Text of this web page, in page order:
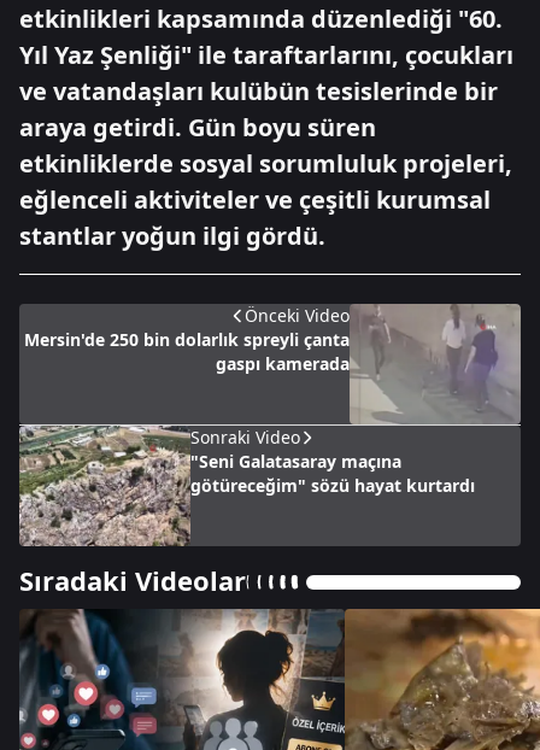
etkinlikleri kapsamında düzenlediği "60.
Yıl Yaz Şenliği" ile taraftarlarını, çocukları
ve vatandaşları kulübün tesislerinde bir
araya getirdi. Gün boyu süren
etkinliklerde sosyal sorumluluk projeleri,
eğlenceli aktiviteler ve çeşitli kurumsal
stantlar yoğun ilgi gördü.
Önceki Video
Mersin'de 250 bin dolarlık spreyli çanta
gaspı kamerada
Sonraki Video
"Seni Galatasaray maçına
götüreceğim" sözü hayat kurtardı
Sıradaki Videolar